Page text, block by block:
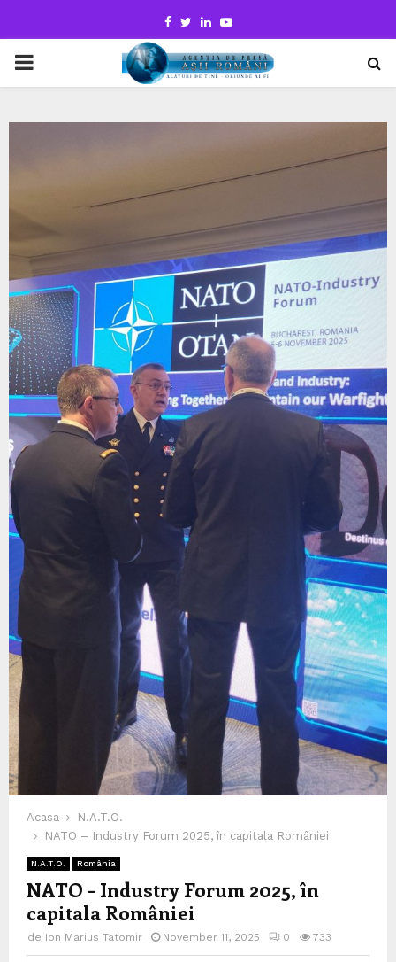
Facebook
TwitterLinkedinYoutube
PRIMARY
Acasa
N.A.T.O.
NATO – Industry Forum 2025, în capitala României
N.A.T.O. România
NATO – Industry Forum 2025, în
capitala României
de Ion Marius Tatomir November 11, 2025 0 733